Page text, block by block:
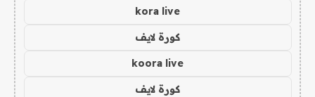
kora live
كورة لايف
koora live
كورة لايف